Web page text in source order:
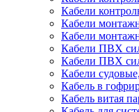
Кабели
Кабели
Кабели
Кабели ПВХ
Кабели ПВХ
Кабели
Кабель в
Кабель витая